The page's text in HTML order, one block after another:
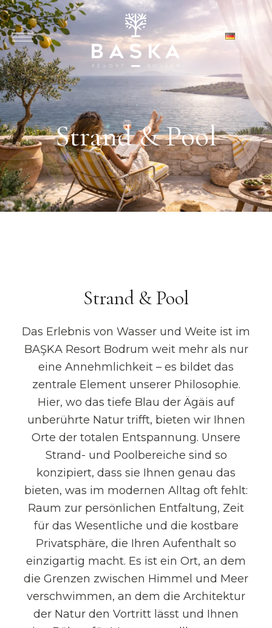
Strand & Pool
Strand & Pool
Das Erlebnis von Wasser und Weite ist im
BAŞKA Resort Bodrum weit mehr als nur
eine Annehmlichkeit – es bildet das
zentrale Element unserer Philosophie.
Hier, wo das tiefe Blau der Ägäis auf
unberührte Natur trifft, bieten wir Ihnen
Orte der totalen Entspannung. Unsere
Strand- und Poolbereiche sind so
konzipiert, dass sie Ihnen genau das
bieten, was im modernen Alltag oft fehlt:
Raum zur persönlichen Entfaltung, Zeit
für das Wesentliche und die kostbare
Privatsphäre, die Ihren Aufenthalt so
einzigartig macht. Es ist ein Ort, an dem
die Grenzen zwischen Himmel und Meer
verschwimmen, an dem die Architektur
der Natur den Vortritt lässt und Ihnen